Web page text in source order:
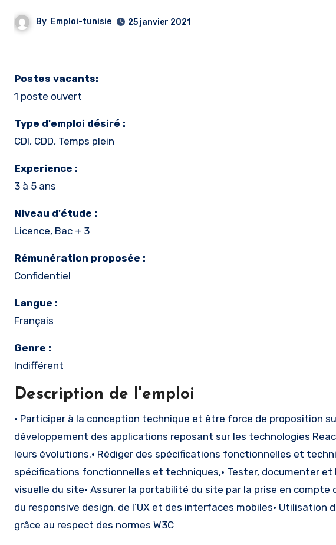
By Emploi-tunisie 25 janvier 2021
Postes vacants:
1 poste ouvert
Type d'emploi désiré :
CDI, CDD, Temps plein
Experience :
3 à 5 ans
Niveau d'étude :
Licence, Bac + 3
Rémunération proposée :
Confidentiel
Langue :
Français
Genre :
Indifférent
Description de l'emploi
• Participer à la conception technique et être force de proposition
développement des applications reposant sur les technologies
leurs évolutions.• Rédiger des spécifications fonctionnelles et
spécifications fonctionnelles et techniques,• Tester, documenter et
visuelle du site• Assurer la portabilité du site par la prise en
du responsive design, de l’UX et des interfaces mobiles•
grâce au respect des normes W3C